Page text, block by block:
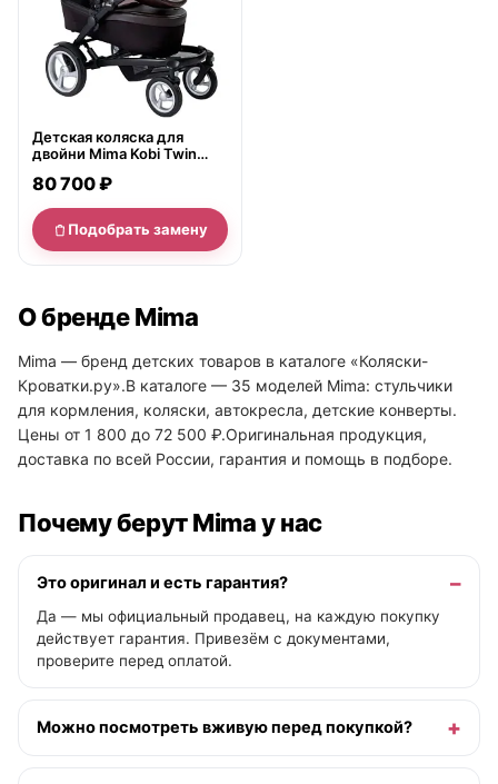
Детская коляска для
двойни Mima Kobi Twin
80 700 ₽
Подобрать замену
О бренде Mima
Mima — бренд детских товаров в каталоге «Коляски-
Кроватки.ру».В каталоге — 35 моделей Mima: стульчики
для кормления, коляски, автокресла, детские конверты.
Цены от 1 800 до 72 500 ₽.Оригинальная продукция,
доставка по всей России, гарантия и помощь в подборе.
Почему берут Mima у нас
Это оригинал и есть гарантия?
Да — мы официальный продавец, на каждую покупку
действует гарантия. Привезём с документами,
проверите перед оплатой.
Можно посмотреть вживую перед покупкой?